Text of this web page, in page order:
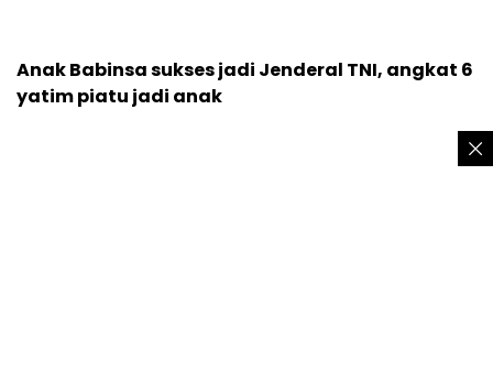
Anak Babinsa sukses jadi Jenderal TNI, angkat 6
yatim piatu jadi anak